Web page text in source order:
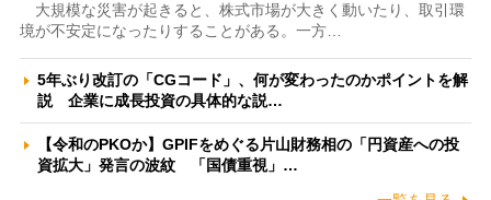
大規模な災害が起きると、株式市場が大きく動いたり、取引環
境が不安定になったりすることがある。一方…
5年ぶり改訂の「CGコード」、何が変わったのかポイントを解
説 企業に成長投資の具体的な説…
【令和のPKOか】GPIFをめぐる片山財務相の「円資産への投
資拡大」発言の波紋 「国債重視」…